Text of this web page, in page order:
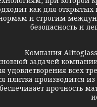
как для открытых
и строгим
безопасность и
Компания Alttoglass
задачей
удовлетворения всех
плитка производится
прочность